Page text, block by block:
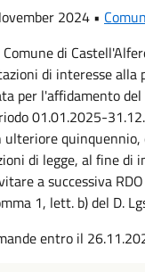
2024 •
di
di interesse alla
per l'affidamento
01.01.2025-
quinquennio,
di legge, al fine di
a successiva
1, lett. b) del D.
entro il